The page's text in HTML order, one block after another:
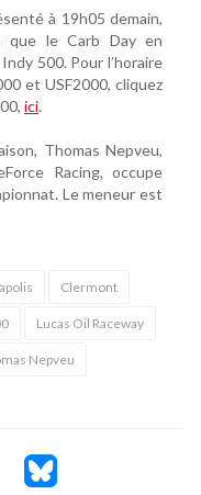
à 19h05 demain,
que le Carb Day en
500. Pour l’horaire
et USF2000, cliquez
ici.
Thomas Nepveu,
Racing, occupe
Le meneur est
Clermont
Lucas Oil Raceway
Nepveu